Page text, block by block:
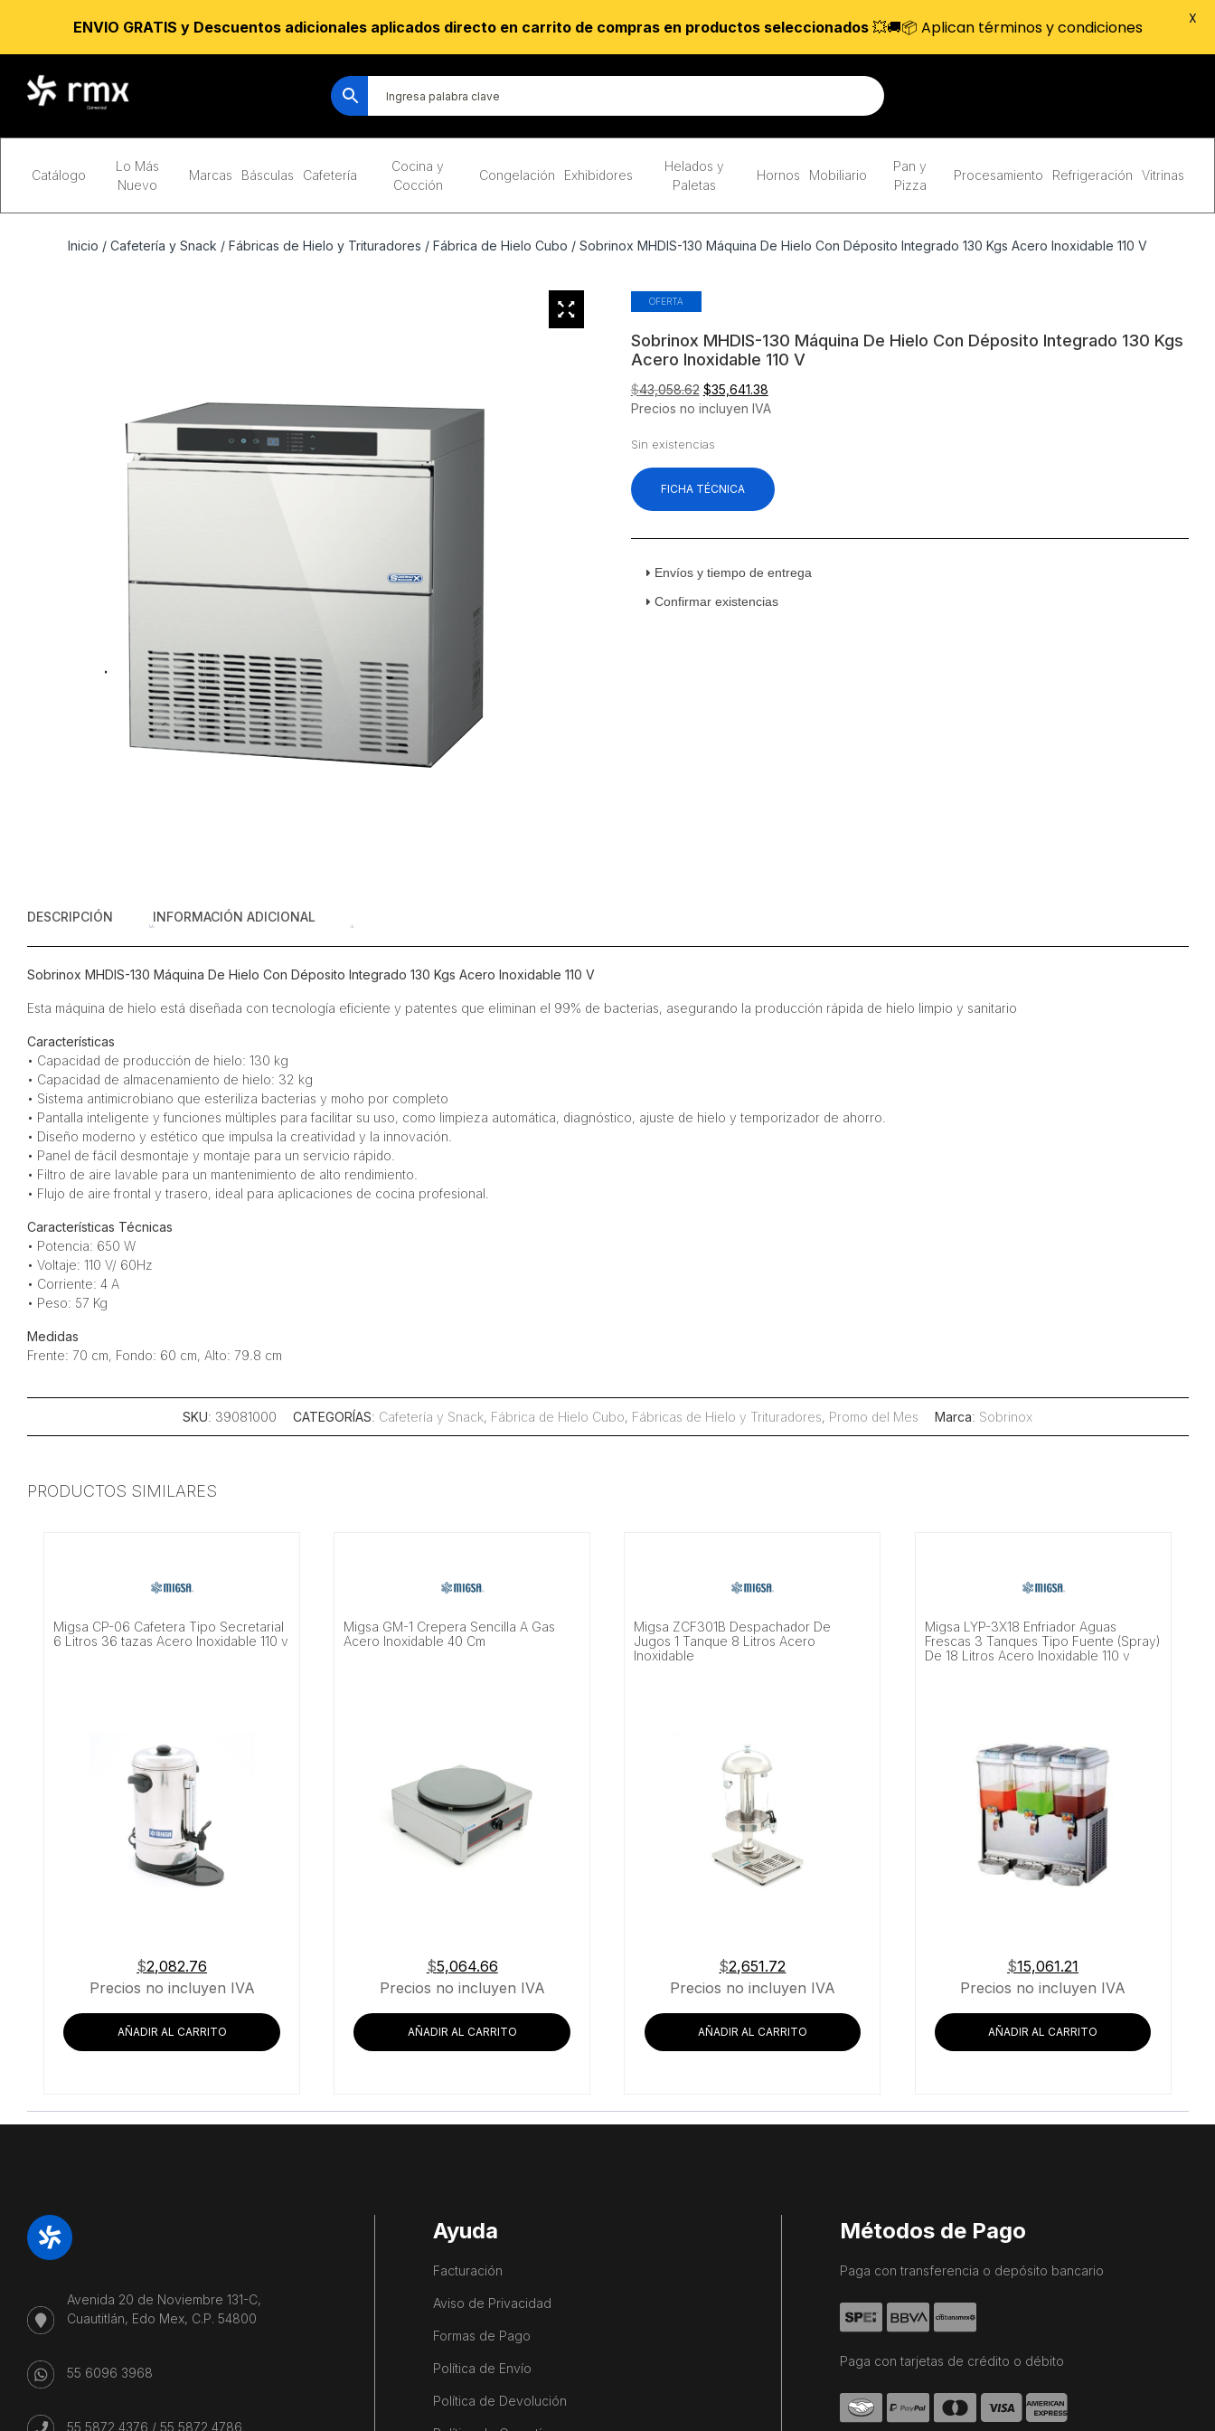
Catálogo
Lo Más
Nuevo
Marcas Básculas Cafetería
Cocina y
Cocción
Congelación Exhibidores
Helados y
Paletas
Hornos Mobiliario
Pan y
Pizza
Procesamiento Refrigeración Vitrinas
Inicio / Cafetería y Snack / Fábricas de Hielo y Trituradores / Fábrica de Hielo Cubo / Sobrinox MHDIS-130 Máquina De Hielo Con Déposito Integrado 130 Kgs Acero Inoxidable 110 V
OFERTA
Sobrinox MHDIS-130 Máquina De Hielo Con Déposito Integrado 130 Kgs
Acero Inoxidable 110 V
$43,058.62 El
precio
era:
$43,058.62.
$35,641.38El
precio
Precios no incluyen IVA
Sin existencias
FICHA TÉCNICA
Envíos y tiempo de entrega
Confirmar existencias
DESCRIPCIÓN INFORMACIÓN ADICIONAL
Sobrinox MHDIS-130 Máquina De Hielo Con Déposito Integrado 130 Kgs Acero Inoxidable 110 V
Esta máquina de hielo está diseñada con tecnología eficiente y patentes que eliminan el 99% de bacterias, asegurando la producción rápida de hielo limpio y sanitario
Características
• Capacidad de producción de hielo: 130 kg
• Capacidad de almacenamiento de hielo: 32 kg
• Sistema antimicrobiano que esteriliza bacterias y moho por completo
• Pantalla inteligente y funciones múltiples para facilitar su uso, como limpieza automática, diagnóstico, ajuste de hielo y temporizador de ahorro.
• Diseño moderno y estético que impulsa la creatividad y la innovación.
• Panel de fácil desmontaje y montaje para un servicio rápido.
• Filtro de aire lavable para un mantenimiento de alto rendimiento.
• Flujo de aire frontal y trasero, ideal para aplicaciones de cocina profesional.
Características Técnicas
• Potencia: 650 W
• Voltaje: 110 V/ 60Hz
• Corriente: 4 A
• Peso: 57 Kg
Medidas
Frente: 70 cm, Fondo: 60 cm, Alto: 79.8 cm
SKU: 39081000 CATEGORÍAS: Cafetería y Snack, Fábrica de Hielo Cubo, Fábricas de Hielo y Trituradores, Promo del Mes Marca: Sobrinox
PRODUCTOS SIMILARES
Migsa CP-06 Cafetera Tipo Secretarial
6 Litros 36 tazas Acero Inoxidable 110 v
$2,082.76
Precios no incluyen IVA
AÑADIR AL CARRITO
Migsa GM-1 Crepera Sencilla A Gas
Acero Inoxidable 40 Cm
$5,064.66
Precios no incluyen IVA
AÑADIR AL CARRITO
Migsa ZCF301B Despachador De
Jugos 1 Tanque 8 Litros Acero
Inoxidable
$2,651.72
Precios no incluyen IVA
AÑADIR AL CARRITO
Migsa LYP-3X18 Enfriador Aguas
Frescas 3 Tanques Tipo Fuente (Spray)
De 18 Litros Acero Inoxidable 110 v
$15,061.21
Precios no incluyen IVA
AÑADIR AL CARRITO
Avenida 20 de Noviembre 131-C,
Cuautitlán, Edo Mex, C.P. 54800
55 6096 3968
55 5872 4376 / 55 5872 4786
Ayuda
Facturación
Aviso de Privacidad
Formas de Pago
Política de Envío
Política de Devolución
Métodos de Pago
Paga con transferencia o depósito bancario
Paga con tarjetas de crédito o débito
ENVIO GRATIS y Descuentos adicionales aplicados directo en carrito de compras en productos seleccionados💥🚚📦 Aplican términos y condiciones X